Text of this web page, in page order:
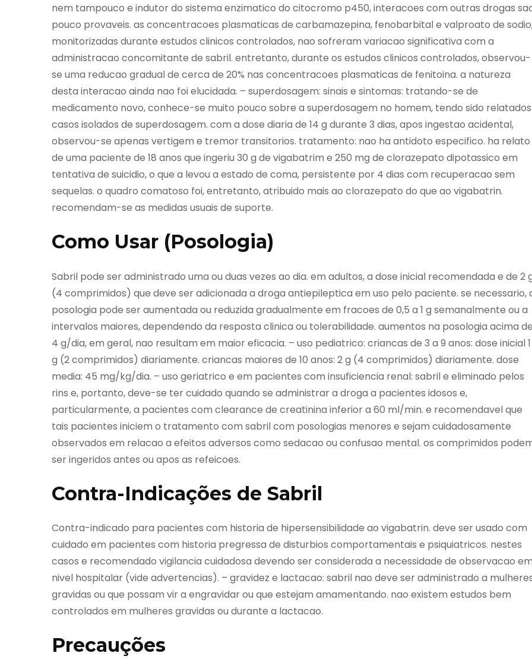
nem tampouco e indutor do sistema enzimatico do citocromo p450, interacoes com outras drogas
pouco provaveis. as concentracoes plasmaticas de carbamazepina, fenobarbital e valproato de
monitorizadas durante estudos clinicos controlados, nao sofreram variacao significativa com a
administracao concomitante de sabril. entretanto, durante os estudos clinicos controlados, observou-
se uma reducao gradual de cerca de 20% nas concentracoes plasmaticas de fenitoina. a natureza
desta interacao ainda nao foi elucidada. – superdosagem: sinais e sintomas: tratando-se de
medicamento novo, conhece-se muito pouco sobre a superdosagem no homem, tendo sido relatados
casos isolados de superdosagem. com a dose diaria de 14 g durante 3 dias, apos ingestao acidental,
observou-se apenas vertigem e tremor transitorios. tratamento: nao ha antidoto especifico. ha relato
de uma paciente de 18 anos que ingeriu 30 g de vigabatrim e 250 mg de clorazepato dipotassico em
tentativa de suicidio, o que a levou a estado de coma, persistente por 4 dias com recuperacao sem
sequelas. o quadro comatoso foi, entretanto, atribuido mais ao clorazepato do que ao vigabatrin.
recomendam-se as medidas usuais de suporte.
Como Usar (Posologia)
Sabril pode ser administrado uma ou duas vezes ao dia. em adultos, a dose inicial recomendada e de 2
(4 comprimidos) que deve ser adicionada a droga antiepileptica em uso pelo paciente. se necessario,
posologia pode ser aumentada ou reduzida gradualmente em fracoes de 0,5 a 1 g semanalmente ou a
intervalos maiores, dependendo da resposta clinica ou tolerabilidade. aumentos na posologia acima de
4 g/dia, em geral, nao resultam em maior eficacia. – uso pediatrico: criancas de 3 a 9 anos: dose inicial 1
g (2 comprimidos) diariamente. criancas maiores de 10 anos: 2 g (4 comprimidos) diariamente. dose
media: 45 mg/kg/dia. – uso geriatrico e em pacientes com insuficiencia renal: sabril e eliminado pelos
rins e, portanto, deve-se ter cuidado quando se administrar a droga a pacientes idosos e,
particularmente, a pacientes com clearance de creatinina inferior a 60 ml/min. e recomendavel que
tais pacientes iniciem o tratamento com sabril com posologias menores e sejam cuidadosamente
observados em relacao a efeitos adversos como sedacao ou confusao mental. os comprimidos
ser ingeridos antes ou apos as refeicoes.
Contra-Indicações de Sabril
Contra-indicado para pacientes com historia de hipersensibilidade ao vigabatrin. deve ser usado com
cuidado em pacientes com historia pregressa de disturbios comportamentais e psiquiatricos. nestes
casos e recomendado vigilancia cuidadosa devendo ser considerada a necessidade de observacao em
nivel hospitalar (vide advertencias). – gravidez e lactacao: sabril nao deve ser administrado a
gravidas ou que possam vir a engravidar ou que estejam amamentando. nao existem estudos bem
controlados em mulheres gravidas ou durante a lactacao.
Precauções